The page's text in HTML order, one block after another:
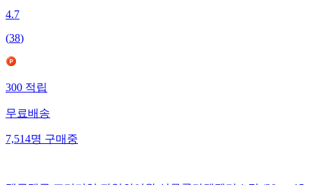
4.7
(38)
300적립
무료배송
7,514명구매중